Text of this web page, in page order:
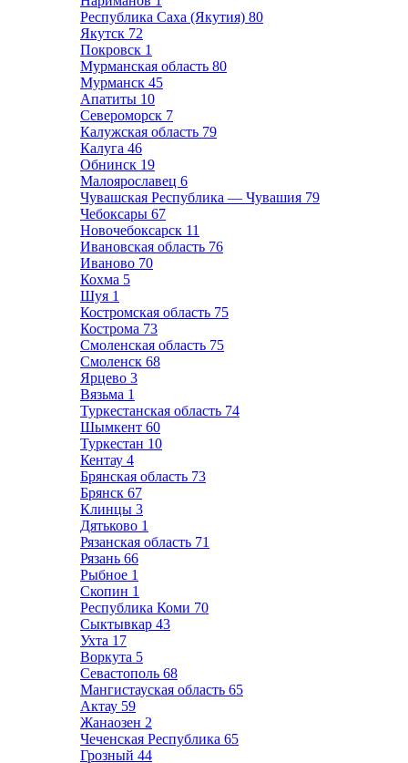
Республика Саха (Якутия) 80
Якутск 72
Покровск 1
Мурманская область 80
Мурманск 45
Апатиты 10
Североморск 7
Калужская область 79
Калуга 46
Обнинск 19
Малоярославец 6
Чувашская Республика — Чувашия 79
Чебоксары 67
Новочебоксарск 11
Ивановская область 76
Иваново 70
Кохма 5
Шуя 1
Костромская область 75
Кострома 73
Смоленская область 75
Смоленск 68
Ярцево 3
Вязьма 1
Туркестанская область 74
Шымкент 60
Туркестан 10
Кентау 4
Брянская область 73
Брянск 67
Клинцы 3
Дятьково 1
Рязанская область 71
Рязань 66
Рыбное 1
Скопин 1
Республика Коми 70
Сыктывкар 43
Ухта 17
Воркута 5
Севастополь 68
Мангистауская область 65
Актау 59
Жанаозен 2
Чеченская Республика 65
Грозный 44